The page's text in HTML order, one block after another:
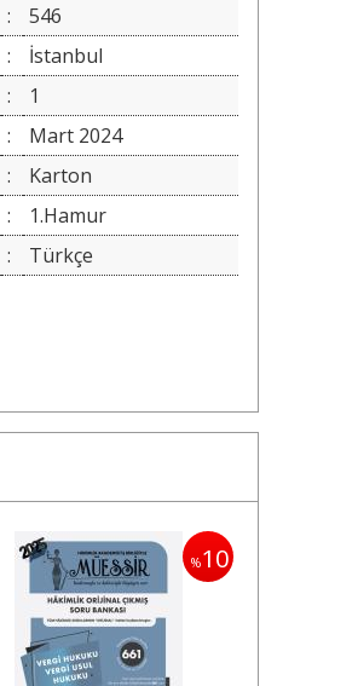
:
546
:
İstanbul
:
1
:
Mart 2024
:
Karton
:
1.Hamur
: Türkçe
%10